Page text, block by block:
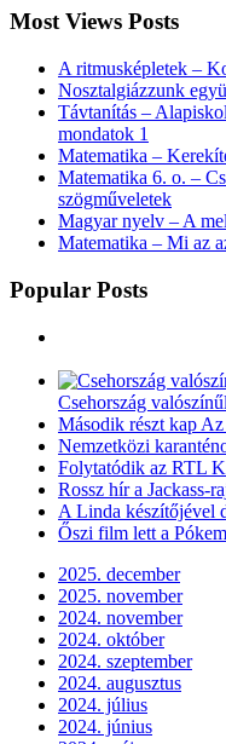
Most Views Posts
A ritmusképletek –
Nosztalgiázzunk
Távtanítás –
mondatok 1
Matematika –
Matematika 6. o. –
szögműveletek
Magyar nyelv – A
Matematika – Mi az
Popular Posts
Csehország
Második részt kap
Nemzetközi
Folytatódik az RTL
Rossz hír a Jackass-
A Linda készítőjével
Őszi film lett a
2025. december
2025. november
2024. november
2024. október
2024. szeptember
2024. augusztus
2024. július
2024. június